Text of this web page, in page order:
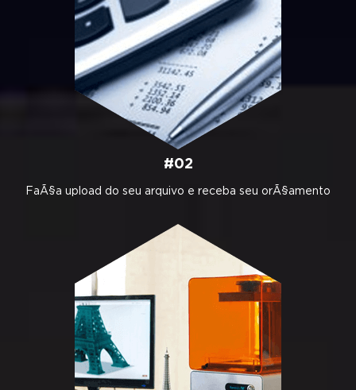
#02
FaÃ§a upload do seu arquivo e receba seu orÃ§amento